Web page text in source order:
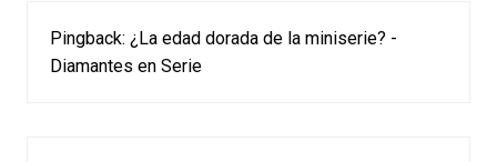
Pingback: ¿La edad dorada de la miniserie? -
Diamantes en Serie